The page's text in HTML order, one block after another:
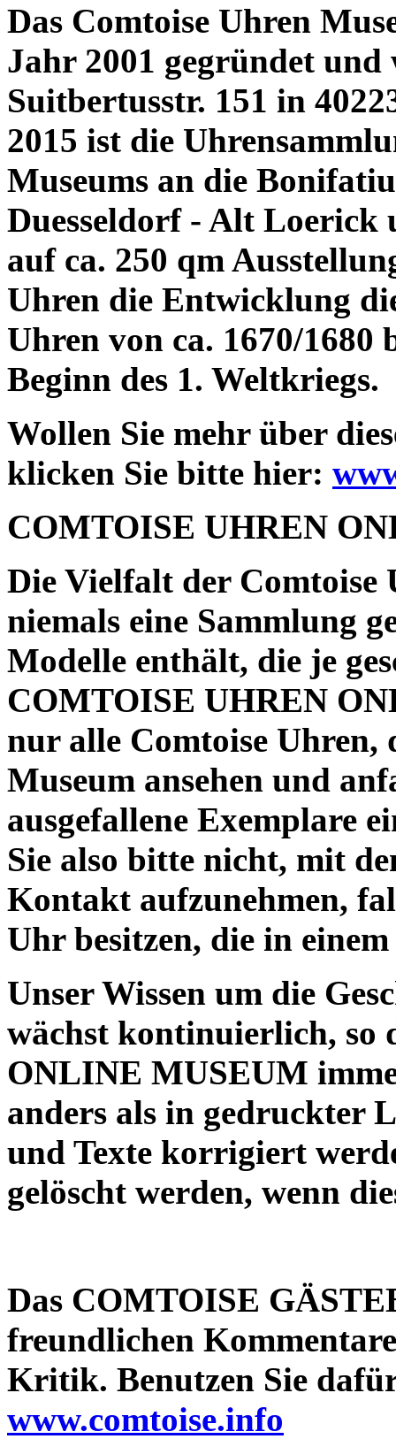
Das Comtoise Uhren
Jahr 2001 gegründet
Suitbertusstr. 151 in
2015 ist die
Museums an die
Duesseldorf - Alt Loerick
auf ca. 250 qm
Uhren die Entwicklung
Uhren von ca. 1670/1680
Beginn des 1. Weltkriegs.
Wollen Sie mehr über
klicken Sie bitte hier:
COMTOISE UHREN
Die Vielfalt der Comtoise
niemals eine Sammlung
Modelle enthält, die je
COMTOISE UHREN
nur alle Comtoise Uhren,
Museum ansehen und
ausgefallene Exemplare
Sie also bitte nicht, mit
Kontakt aufzunehmen,
Uhr besitzen, die in
Unser Wissen um die
wächst kontinuierlich, so
ONLINE MUSEUM
anders als in gedruckter
und Texte korrigiert
gelöscht werden, wenn
Das COMTOISE
freundlichen
Kritik. Benutzen Sie
www.comtoise.info